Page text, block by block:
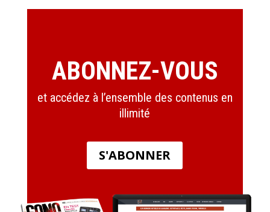
ABONNEZ-VOUS
et accédez à l’ensemble des contenus en
illimité
S'ABONNER